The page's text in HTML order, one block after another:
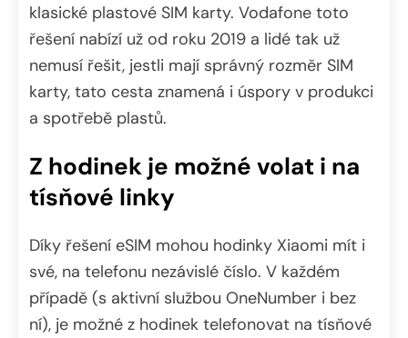
klasické plastové SIM karty. Vodafone toto
řešení nabízí už od roku 2019 a lidé tak už
nemusí řešit, jestli mají správný rozměr SIM
karty, tato cesta znamená i úspory v produkci
a spotřebě plastů.
Z hodinek je možné volat i na
tísňové linky
Díky řešení eSIM mohou hodinky Xiaomi mít i
své, na telefonu nezávislé číslo. V každém
případě (s aktivní službou OneNumber i bez
ní), je možné z hodinek telefonovat na tísňové